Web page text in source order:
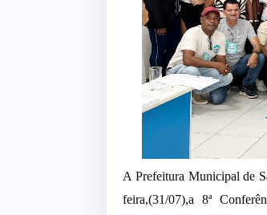
A Prefeitura Municipal de
feira,(31/07),a 8ª